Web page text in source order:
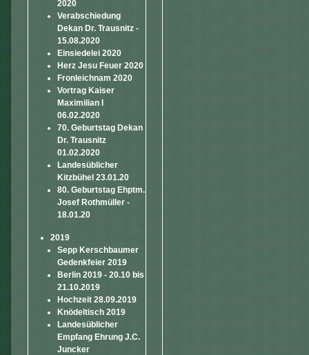
2020
Verabschiedung
Dekan Dr. Trausnitz -
15.08.2020
Einsiedelei 2020
Herz Jesu Feuer 2020
Fronleichnam 2020
Vortrag Kaiser
Maximilian I
06.02.2020
70. Geburtstag Dekan
Dr. Trausnitz
01.02.2020
Landesüblicher
Kitzbühel 23.01.20
80. Geburtstag Ehptm.
Josef Rothmüller -
18.01.20
2019
Sepp Kerschbaumer
Gedenkfeier 2019
Berlin 2019 - 20.10 bis
21.10.2019
Hochzeit 28.09.2019
Knödeltisch 2019
Landesüblicher
Empfang Ehrung J.C.
Juncker